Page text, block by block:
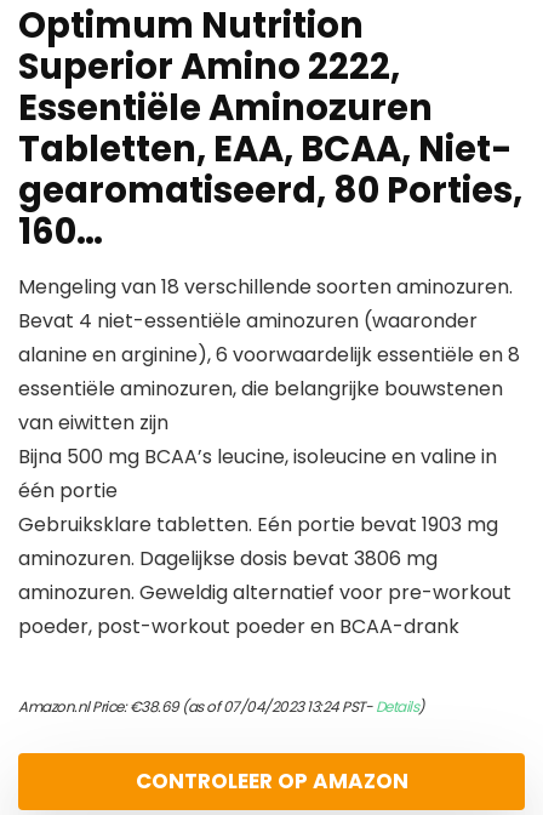
Optimum Nutrition
Superior Amino 2222,
Essentiële Aminozuren
Tabletten, EAA, BCAA, Niet-
gearomatiseerd, 80 Porties,
160…
Mengeling van 18 verschillende soorten aminozuren.
Bevat 4 niet-essentiële aminozuren (waaronder
alanine en arginine), 6 voorwaardelijk essentiële en 8
essentiële aminozuren, die belangrijke bouwstenen
van eiwitten zijn
Bijna 500 mg BCAA’s leucine, isoleucine en valine in
één portie
Gebruiksklare tabletten. Eén portie bevat 1903 mg
aminozuren. Dagelijkse dosis bevat 3806 mg
aminozuren. Geweldig alternatief voor pre-workout
poeder, post-workout poeder en BCAA-drank
Amazon.nl Price:€38.69(as of 07/04/2023 13:24 PST-Details)
CONTROLEER OP AMAZON